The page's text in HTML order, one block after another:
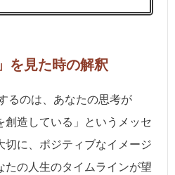
を見た時の解釈
るのは、あなたの思考が
創造している」というメッセ
切に、ポジティブなイメージ
たの人生のタイムラインが望